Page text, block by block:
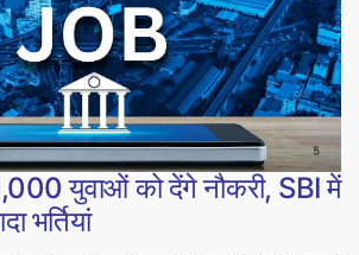
युवाओं को देंगे नौकरी, SBI में
भर्तियां